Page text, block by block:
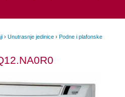
› Unutrasnje jedinice › Podne i plafonske